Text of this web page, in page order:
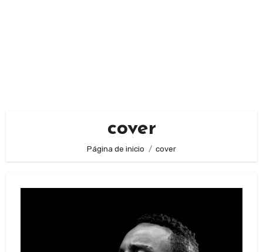
cover
Página de inicio cover